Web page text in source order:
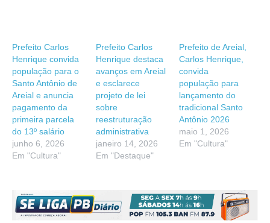
Prefeito Carlos
Henrique convida
população para o
Santo Antônio de
Areial e anuncia
pagamento da
primeira parcela
do 13º salário
junho 6, 2026
Em "Cultura"
Prefeito Carlos
Henrique destaca
avanços em Areial
e esclarece
projeto de lei
sobre
reestruturação
administrativa
janeiro 14, 2026
Em "Destaque"
Prefeito de Areial,
Carlos Henrique,
convida
população para
lançamento do
tradicional Santo
Antônio 2026
maio 1, 2026
Em "Cultura"